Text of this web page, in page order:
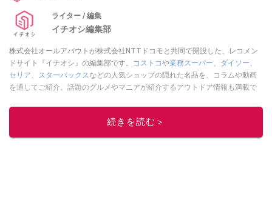
ライター / 編集
イチオシ編集部
株式会社オールアバウトが株式会社NTTドコモと共同で開設した、レコメン
ドサイト『イチオシ』の編集部です。
コストコや業務スーパー、 ダイソー、
セリア、 スターバックスなどの人気ショップの隠れた名品を、コラムや動画
を通してご紹介。話題のグルメやマニアが紹介するアウトドア情報も満載で
レビューしています。毎日トレンド情報をお届けしているので、ぜひ
してください！続きを読む＞